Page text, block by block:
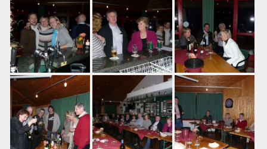
Training
Platzbuchung